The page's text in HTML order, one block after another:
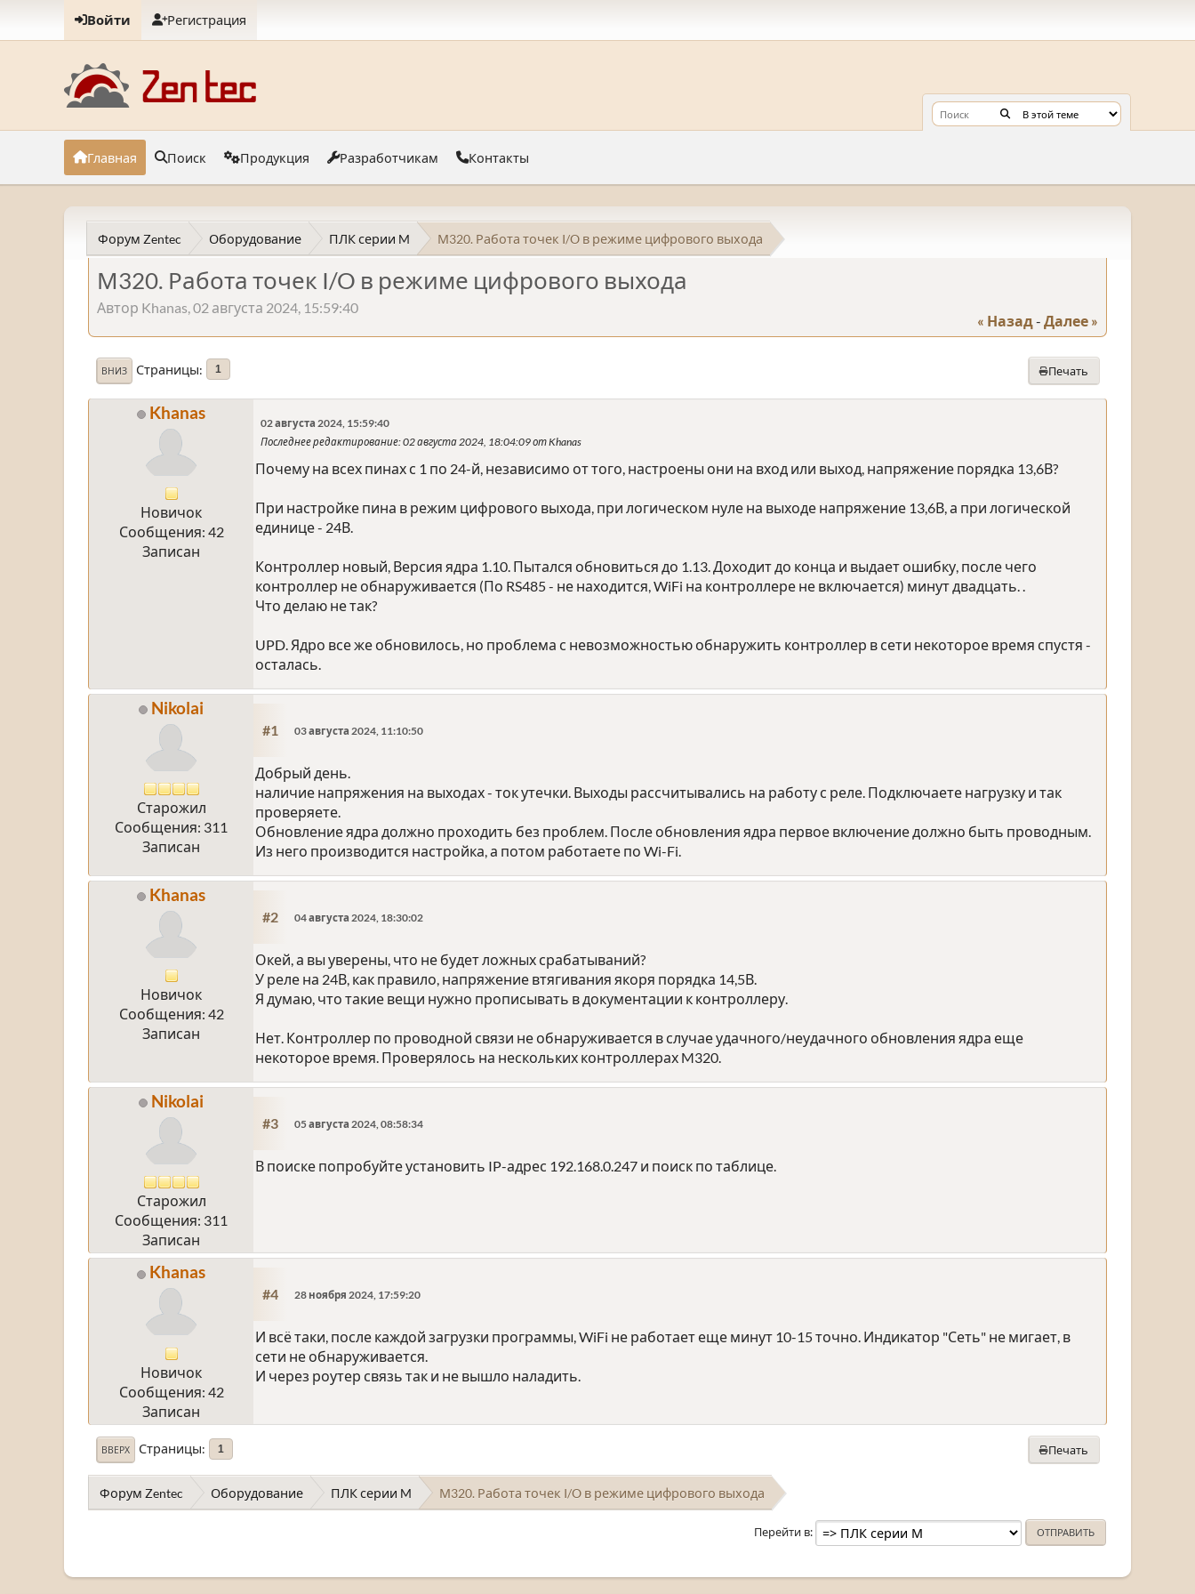
Войти Регистрация
Главная Поиск Продукция Разработчикам Контакты
Форум Zentec Оборудование ПЛК серии M М320. Работа точек I/O в режиме цифрового выхода
М320. Работа точек I/O в режиме цифрового выхода
Автор Khanas, 02 августа 2024, 15:59:40
« Назад - Далее »
Печать
ВНИЗ Страницы 1
Khanas
Новичок
Сообщения: 42
Записан
02 августа 2024, 15:59:40
Последнее редактирование: 02 августа 2024, 18:04:09 от Khanas
Почему на всех пинах с 1 по 24-й, независимо от того, настроены они на вход или выход, напряжение порядка 13,6В?
При настройке пина в режим цифрового выхода, при логическом нуле на выходе напряжение 13,6В, а при логической
единице - 24В.
Контроллер новый, Версия ядра 1.10. Пытался обновиться до 1.13. Доходит до конца и выдает ошибку, после чего
контроллер не обнаруживается (По RS485 - не находится, WiFi на контроллере не включается) минут двадцать. .
Что делаю не так?
UPD. Ядро все же обновилось, но проблема с невозможностью обнаружить контроллер в сети некоторое время спустя -
осталась.
Nikolai
Старожил
Сообщения: 311
Записан
#1 03 августа 2024, 11:10:50
Добрый день.
наличие напряжения на выходах - ток утечки. Выходы рассчитывались на работу с реле. Подключаете нагрузку и так
проверяете.
Обновление ядра должно проходить без проблем. После обновления ядра первое включение должно быть проводным.
Из него производится настройка, а потом работаете по Wi-Fi.
Khanas
Новичок
Сообщения: 42
Записан
#2 04 августа 2024, 18:30:02
Окей, а вы уверены, что не будет ложных срабатываний?
У реле на 24В, как правило, напряжение втягивания якоря порядка 14,5В.
Я думаю, что такие вещи нужно прописывать в документации к контроллеру.
Нет. Контроллер по проводной связи не обнаруживается в случае удачного/неудачного обновления ядра еще
некоторое время. Проверялось на нескольких контроллерах M320.
Nikolai
Старожил
Сообщения: 311
Записан
#3 05 августа 2024, 08:58:34
В поиске попробуйте установить IP-адрес 192.168.0.247 и поиск по таблице.
Khanas
Новичок
Сообщения: 42
Записан
#4 28 ноября 2024, 17:59:20
И всё таки, после каждой загрузки программы, WiFi не работает еще минут 10-15 точно. Индикатор "Сеть" не мигает, в
сети не обнаруживается.
И через роутер связь так и не вышло наладить.
Печать
ВВЕРХ Страницы 1
Форум Zentec Оборудование ПЛК серии M М320. Работа точек I/O в режиме цифрового выхода
Перейти в